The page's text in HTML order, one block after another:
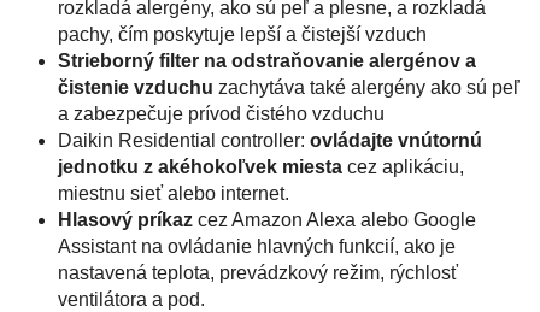
rozkladá alergény, ako sú peľ a plesne, a rozkladá
pachy, čím poskytuje lepší a čistejší vzduch
Strieborný filter na odstraňovanie alergénov a
čistenie vzduchu zachytáva také alergény ako sú peľ
a zabezpečuje prívod čistého vzduchu
Daikin Residential controller: ovládajte vnútornú
jednotku z akéhokoľvek miesta cez aplikáciu,
miestnu sieť alebo internet.
Hlasový príkaz cez Amazon Alexa alebo Google
Assistant na ovládanie hlavných funkcií, ako je
nastavená teplota, prevádzkový režim, rýchlosť
ventilátora a pod.